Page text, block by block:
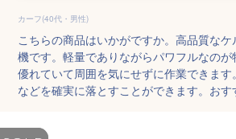
カーフ(40代・男性)
こちらの商品はいかがですか。高品質な
機です。軽量でありながらパワフルなのが
優れていて周囲を気にせずに作業できま
などを確実に落とすことができます。おす